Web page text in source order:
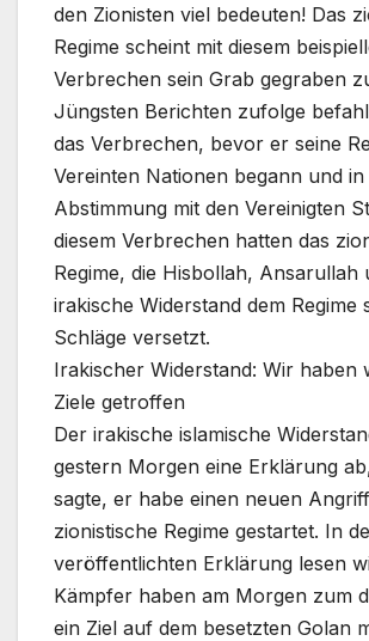
den Zionisten viel bedeuten! Das
Regime scheint mit diesem
Verbrechen sein Grab gegraben
Jüngsten Berichten zufolge
das Verbrechen, bevor er seine
Vereinten Nationen begann und
Abstimmung mit den Vereinigten
diesem Verbrechen hatten das
Regime, die Hisbollah, Ansarullah
irakische Widerstand dem Regime
Schläge versetzt.
Irakischer Widerstand: Wir haben
Ziele getroffen
Der irakische islamische
gestern Morgen eine Erklärung
sagte, er habe einen neuen
zionistische Regime gestartet. In
veröffentlichten Erklärung lesen
Kämpfer haben am Morgen zum
ein Ziel auf dem besetzten Golan